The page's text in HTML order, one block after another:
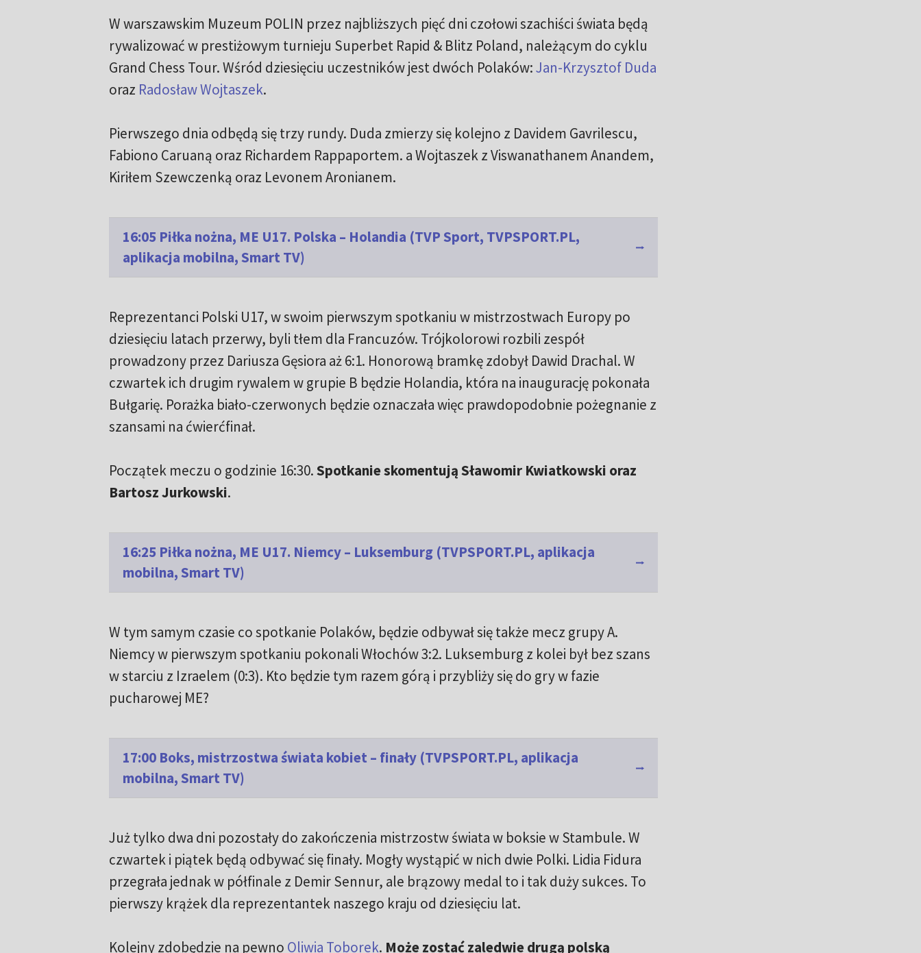
W warszawskim Muzeum POLIN przez najbliższych pięć dni czołowi szachiści świata będą
rywalizować w prestiżowym turnieju Superbet Rapid & Blitz Poland, należącym do cyklu
Grand Chess Tour. Wśród dziesięciu uczestników jest dwóch Polaków:Jan-Krzysztof Duda
oraz Radosław Wojtaszek.
Pierwszego dnia odbędą się trzy rundy. Duda zmierzy się kolejno z Davidem Gavrilescu,
Fabiono Caruaną oraz Richardem Rappaportem. a Wojtaszek z Viswanathanem Anandem,
Kiriłem Szewczenką oraz Levonem Aronianem.
16:05 Piłka nożna, ME U17. Polska – Holandia (TVP Sport, TVPSPORT.PL,
aplikacja mobilna, Smart TV)
Reprezentanci Polski U17, w swoim pierwszym spotkaniu w mistrzostwach Europy po
dziesięciu latach przerwy, byli tłem dla Francuzów. Trójkolorowi rozbili zespół
prowadzony przez Dariusza Gęsiora aż 6:1. Honorową bramkę zdobył Dawid Drachal. W
czwartek ich drugim rywalem w grupie B będzie Holandia, która na inaugurację pokonała
Bułgarię. Porażka biało-czerwonych będzie oznaczała więc prawdopodobnie pożegnanie z
szansami na ćwierćfinał.
Początek meczu o godzinie 16:30.Spotkanie skomentują Sławomir Kwiatkowski oraz
Bartosz Jurkowski.
16:25 Piłka nożna, ME U17. Niemcy – Luksemburg (TVPSPORT.PL, aplikacja
mobilna, Smart TV)
W tym samym czasie co spotkanie Polaków, będzie odbywał się także mecz grupy A.
Niemcy w pierwszym spotkaniu pokonali Włochów 3:2. Luksemburg z kolei był bez szans
w starciu z Izraelem (0:3). Kto będzie tym razem górą i przybliży się do gry w fazie
pucharowej ME?
17:00 Boks, mistrzostwa świata kobiet – finały (TVPSPORT.PL, aplikacja
mobilna, Smart TV)
Już tylko dwa dni pozostały do zakończenia mistrzostw świata w boksie w Stambule. W
czwartek i piątek będą odbywać się finały. Mogły wystąpić w nich dwie Polki. Lidia Fidura
przegrała jednak w półfinale z Demir Sennur, ale brązowy medal to i tak duży sukces. To
pierwszy krążek dla reprezentantek naszego kraju od dziesięciu lat.
Kolejny zdobędzie na pewno Oliwia Toborek. Może zostać zaledwie drugą polską